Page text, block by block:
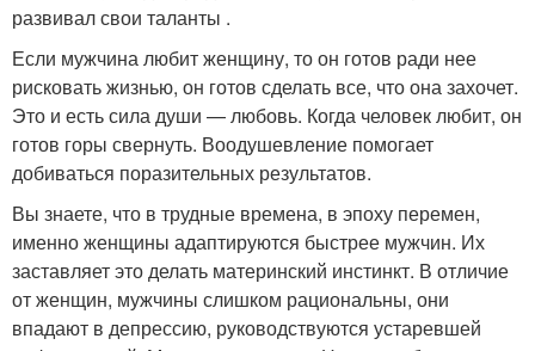
развивал свои таланты .
Если мужчина любит женщину, то он готов ради нее
рисковать жизнью, он готов сделать все, что она захочет.
Это и есть сила души — любовь. Когда человек любит, он
готов горы свернуть. Воодушевление помогает
добиваться поразительных результатов.
Вы знаете, что в трудные времена, в эпоху перемен,
именно женщины адаптируются быстрее мужчин. Их
заставляет это делать материнский инстинкт. В отличие
от женщин, мужчины слишком рациональны, они
впадают в депрессию, руководствуются устаревшей